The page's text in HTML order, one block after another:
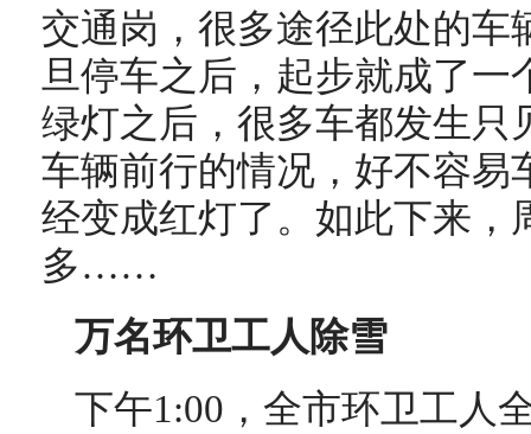
交通岗，很多途径此处的车
旦停车之后，起步就成了一
绿灯之后，很多车都发生只
车辆前行的情况，好不容易
经变成红灯了。如此下来，
多……
万名环卫工人除雪
下午1:00，全市环卫工人